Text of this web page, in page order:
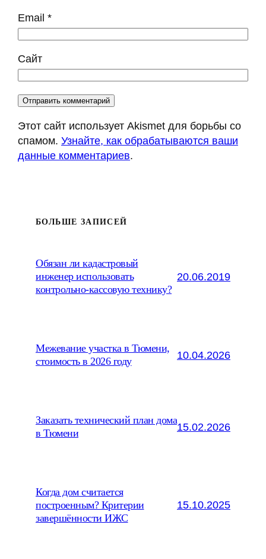
Email *
Сайт
Этот сайт использует Akismet для борьбы со
спамом. Узнайте, как обрабатываются ваши
данные комментариев.
БОЛЬШЕ ЗАПИСЕЙ
Обязан ли кадастровый
инженер использовать
контрольно-кассовую технику?
20.06.2019
Межевание участка в Тюмени,
стоимость в 2026 году
10.04.2026
Заказать технический план дома
в Тюмени
15.02.2026
Когда дом считается
построенным? Критерии
завершённости ИЖС
15.10.2025